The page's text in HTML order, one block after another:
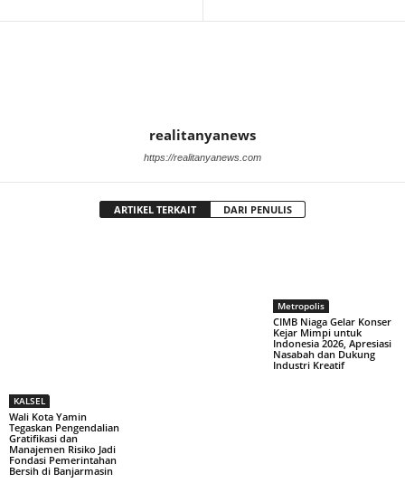
realitanyanews
https://realitanyanews.com
ARTIKEL TERKAIT DARI PENULIS
KALSEL
Wali Kota Yamin
Tegaskan Pengendalian
Gratifikasi dan
Manajemen Risiko Jadi
Fondasi Pemerintahan
Bersih di Banjarmasin
Metropolis
CIMB Niaga Gelar Konser
Kejar Mimpi untuk
Indonesia 2026, Apresiasi
Nasabah dan Dukung
Industri Kreatif